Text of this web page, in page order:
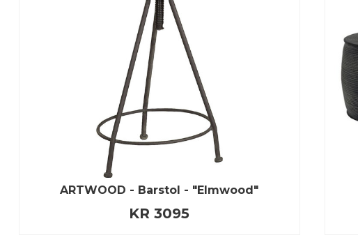
ARTWOOD - Barstol - "Elmwood"
KR 3095